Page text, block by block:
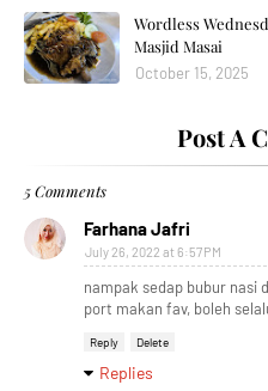
Wordless
Masjid Masai
October 15, 2025
Post A
5 Comments
Farhana Jafri
July 26, 2022 at 6:57 PM
nampak sedap bubur nasi
port makan fav, boleh
Reply Delete
Replies